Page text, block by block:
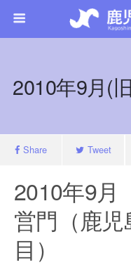
2010年9月(
Share Tweet
2010年9
営門（鹿
目）